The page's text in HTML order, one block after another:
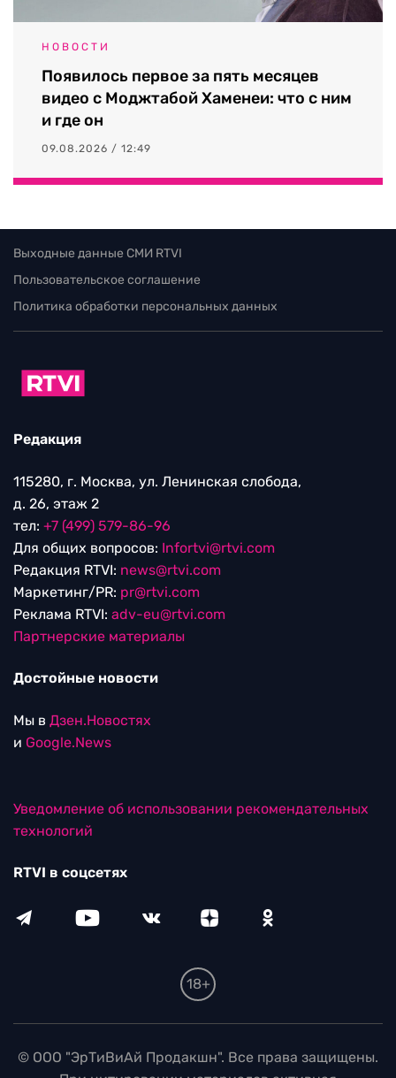
НОВОСТИ
Появилось первое за пять месяцев
видео с Моджтабой Хаменеи: что с ним
и где он
09.08.2026 / 12:49
Выходные данные СМИ RTVI
Пользовательское соглашение
Политика обработки персональных данных
Редакция
115280, г. Москва, ул. Ленинская слобода,
д. 26, этаж 2
тел: +7 (499) 579-86-96
Для общих вопросов: Infortvi@rtvi.com
Редакция RTVI: news@rtvi.com
Маркетинг/PR: pr@rtvi.com
Реклама RTVI: adv-eu@rtvi.com
Партнерские материалы
Достойные новости
Мы в Дзен.Новостях
и Google.News
Уведомление об использовании рекомендательных
технологий
RTVI в соцсетях
18+
© ООО "ЭрТиВиАй Продакшн". Все права защищены.